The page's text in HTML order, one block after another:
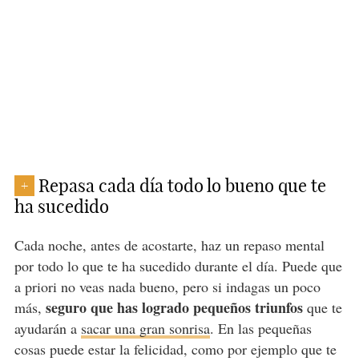
+
Repasa cada día todo lo bueno que te
ha sucedido
Cada noche, antes de acostarte, haz un repaso mental
por todo lo que te ha sucedido durante el día. Puede que
a priori no veas nada bueno, pero si indagas un poco
más, seguro que has logrado pequeños triunfosque te
ayudarán a sacar una gran sonrisa. En las pequeñas
cosas puede estar la felicidad, como por ejemplo que te